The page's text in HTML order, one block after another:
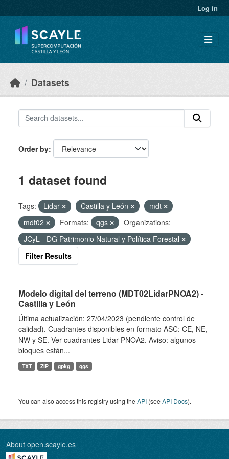
Log in
Datasets
Order by
1 dataset found
Tags: Lidar Castilla y León
mdt
mdt02
Formats: qgs
Organizations:
JCyL - DG Patrimonio Natural y Política Forestal
Filter Results
Modelo digital del terreno (MDT02LidarPNOA2) -
Castilla y León
Última actualización: 27/04/2023 (pendiente control de
calidad). Cuadrantes disponibles en formato ASC: CE, NE,
NW y SE. Ver cuadrantes Lidar PNOA2. Aviso: algunos
bloques están...
TXT ZIP gpkg qgs
You can also access this registry using theAPI (seeAPI Docs).
About open.scayle.es